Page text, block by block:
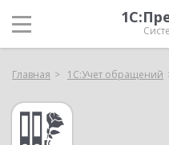
Главная 1С:Учет обращений